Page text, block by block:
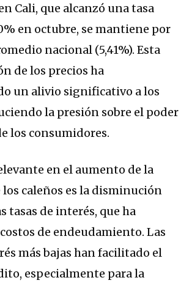
Cali, que alcanzó una tasa
en octubre, se mantiene por
nacional (5,41%). Esta
de los precios ha
un alivio significativo a los
la presión sobre el poder
los consumidores.
en el aumento de la
caleños es la disminución
tasas de interés, que ha
de endeudamiento. Las
más bajas han facilitado el
especialmente para la